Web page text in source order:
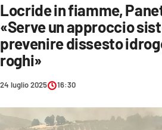
CRONACA
POLITICA
SANITÀ
AMBIENTE
SOCIETÀ
Locride in fiamme,
«Serve un approccio
prevenire dissesto
roghi»
24 luglio 2025 16:30